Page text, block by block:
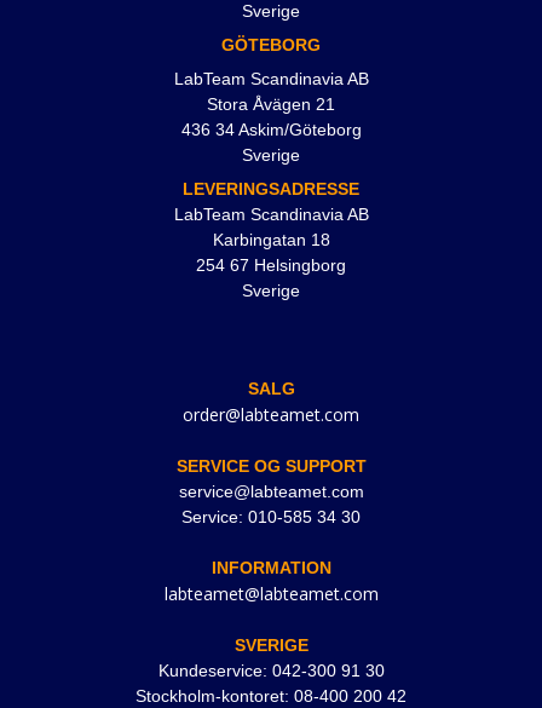
Sverige
GÖTEBORG
LabTeam Scandinavia AB
Stora Åvägen 21
436 34 Askim/Göteborg
Sverige
LEVERINGSADRESSE
LabTeam Scandinavia AB
Karbingatan 18
254 67 Helsingborg
Sverige
SALG
order@labteamet.com
SERVICE OG SUPPORT
service@labteamet.com
Service: 010-585 34 30
INFORMATION
labteamet@labteamet.com
SVERIGE
Kundeservice: 042-300 91 30
Stockholm-kontoret: 08-400 200 42